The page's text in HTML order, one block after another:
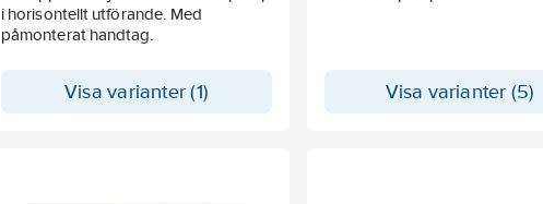
i horisontellt utförande. Med
påmonterat handtag.
Visa varianter (1) Visa varianter (5)